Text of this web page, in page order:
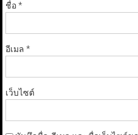
ชื่อ*
อีเมล *
เว็บไซต์